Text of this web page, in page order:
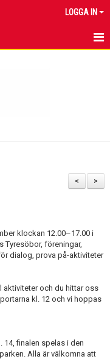
LOGGA IN
>
<
SÅKLART
klockan 12.00–17.00 i
Tyresöbor, föreningar,
dialog, prova på-aktiviteter
aktiviteter och du hittar oss
kl. 12 och vi hoppas
14, finalen spelas i den
Alla är välkomna att